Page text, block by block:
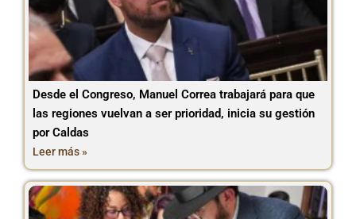
Desde el Congreso, Manuel Correa trabajará para que
las regiones vuelvan a ser prioridad, inicia su gestión
por Caldas
Leer más »